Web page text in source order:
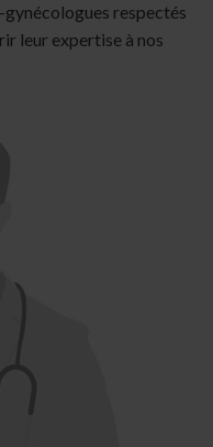
respectés
leur expertise à nos